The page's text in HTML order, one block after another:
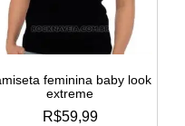
feminina baby look
extreme
R$59,99